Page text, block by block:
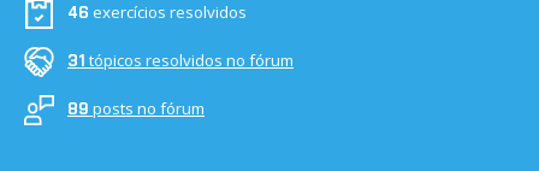
46 exercícios resolvidos
31 tópicos resolvidos no fórum
89 posts no fórum